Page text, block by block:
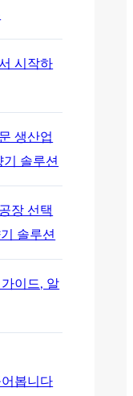
시작하
생산업
솔루션
장 선택
솔루션
이드, 알
봅니다